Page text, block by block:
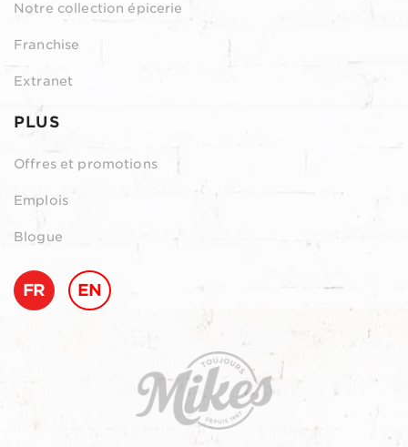
Notre collection épicerie
Franchise
Extranet
PLUS
Offres et promotions
Emplois
Blogue
FR EN